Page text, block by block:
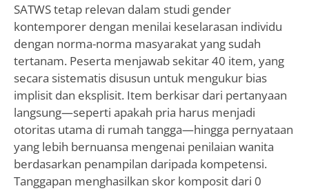
SATWS tetap relevan dalam studi gender
kontemporer dengan menilai keselarasan individu
dengan norma-norma masyarakat yang sudah
tertanam. Peserta menjawab sekitar 40 item, yang
secara sistematis disusun untuk mengukur bias
implisit dan eksplisit. Item berkisar dari pertanyaan
langsung—seperti apakah pria harus menjadi
otoritas utama di rumah tangga—hingga pernyataan
yang lebih bernuansa mengenai penilaian wanita
berdasarkan penampilan daripada kompetensi.
Tanggapan menghasilkan skor komposit dari 0